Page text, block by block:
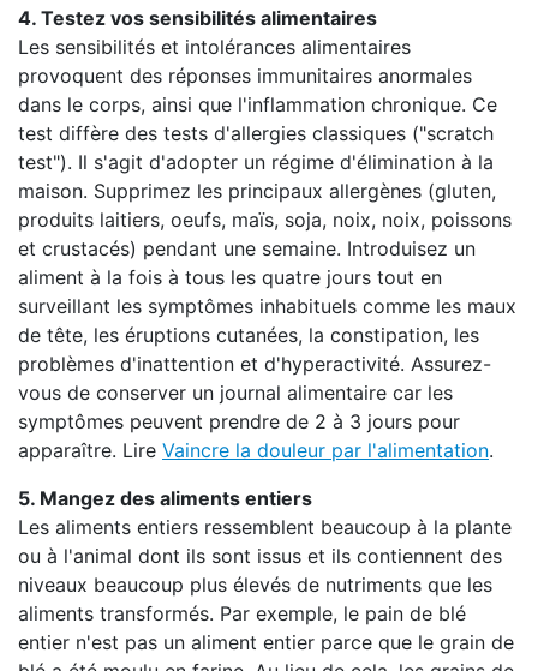
4. Testez vos sensibilités alimentaires
Les sensibilités et intolérances alimentaires
provoquent des réponses immunitaires anormales
dans le corps, ainsi que l'inflammation chronique. Ce
test diffère des tests d'allergies classiques ("scratch
test"). Il s'agit d'adopter un régime d'élimination à la
maison. Supprimez les principaux allergènes (gluten,
produits laitiers, oeufs, maïs, soja, noix, noix, poissons
et crustacés) pendant une semaine. Introduisez un
aliment à la fois à tous les quatre jours tout en
surveillant les symptômes inhabituels comme les maux
de tête, les éruptions cutanées, la constipation, les
problèmes d'inattention et d'hyperactivité. Assurez-
vous de conserver un journal alimentaire car les
symptômes peuvent prendre de 2 à 3 jours pour
apparaître. Lire Vaincre la douleur par l'alimentation.
5. Mangez des aliments entiers
Les aliments entiers ressemblent beaucoup à la plante
ou à l'animal dont ils sont issus et ils contiennent des
niveaux beaucoup plus élevés de nutriments que les
aliments transformés. Par exemple, le pain de blé
entier n'est pas un aliment entier parce que le grain de